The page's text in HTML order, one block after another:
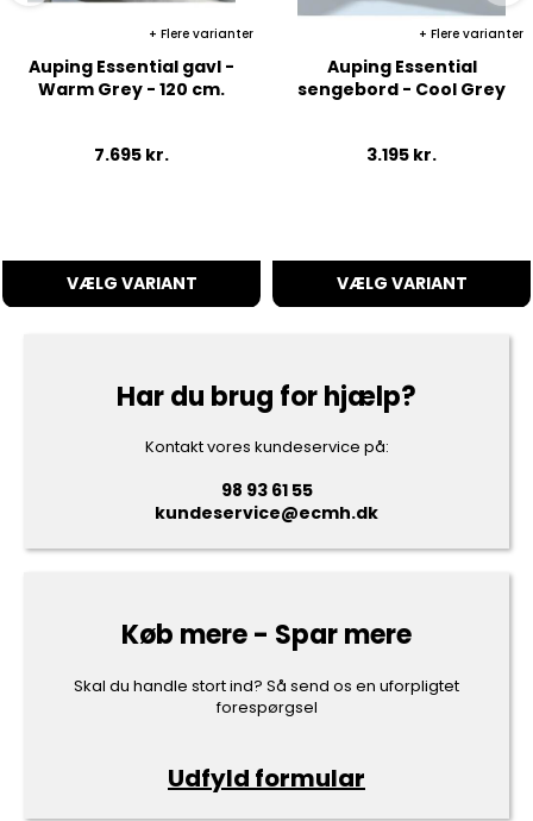
Flere varianter
Auping Essential gavl -
Warm Grey - 120 cm.
7.695 kr.
VÆLG VARIANT
Flere varianter
Auping Essential
sengebord - Cool Grey
3.195 kr.
VÆLG VARIANT
Har du brug for hjælp?
Kontakt vores kundeservice på:
98 93 61 55
kundeservice@ecmh.dk
Køb mere - Spar mere
Skal du handle stort ind? Så send os en uforpligtet
forespørgsel
Udfyld formular